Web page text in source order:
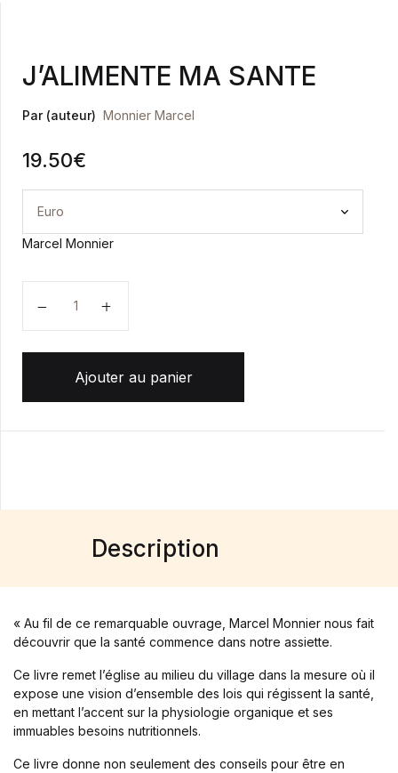
History
Romance
Sports & Outdoors
Travel
Single Product
Shop Pages
Shop List
Blog
Home v2
Home v6
Home v7
Home v8
Home v10
Home v11
Home v12
Single Product v1
J’ALIMENTE MA SANTE
Par (auteur) Monnier Marcel
19.50€
Marcel Monnier
Ajouter au panier
Description
« Au fil de ce remarquable ouvrage, Marcel Monnier nous fait
découvrir que la santé commence dans notre assiette.
Ce livre remet l’église au milieu du village dans la mesure où il
expose une vision d’ensemble des lois qui régissent la santé,
en mettant l’accent sur la physiologie organique et ses
immuables besoins nutritionnels.
Ce livre donne non seulement des conseils pour être en